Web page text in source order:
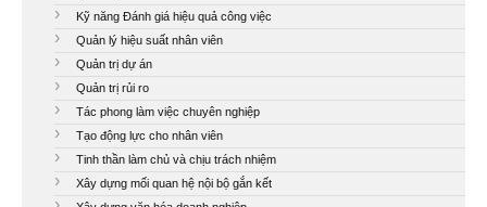
Kỹ năng Đánh giá hiệu quả công việc
Quản lý hiệu suất nhân viên
Quản trị dự án
Quản trị rủi ro
Tác phong làm việc chuyên nghiệp
Tạo động lực cho nhân viên
Tinh thần làm chủ và chịu trách nhiệm
Xây dựng mối quan hệ nội bộ gắn kết